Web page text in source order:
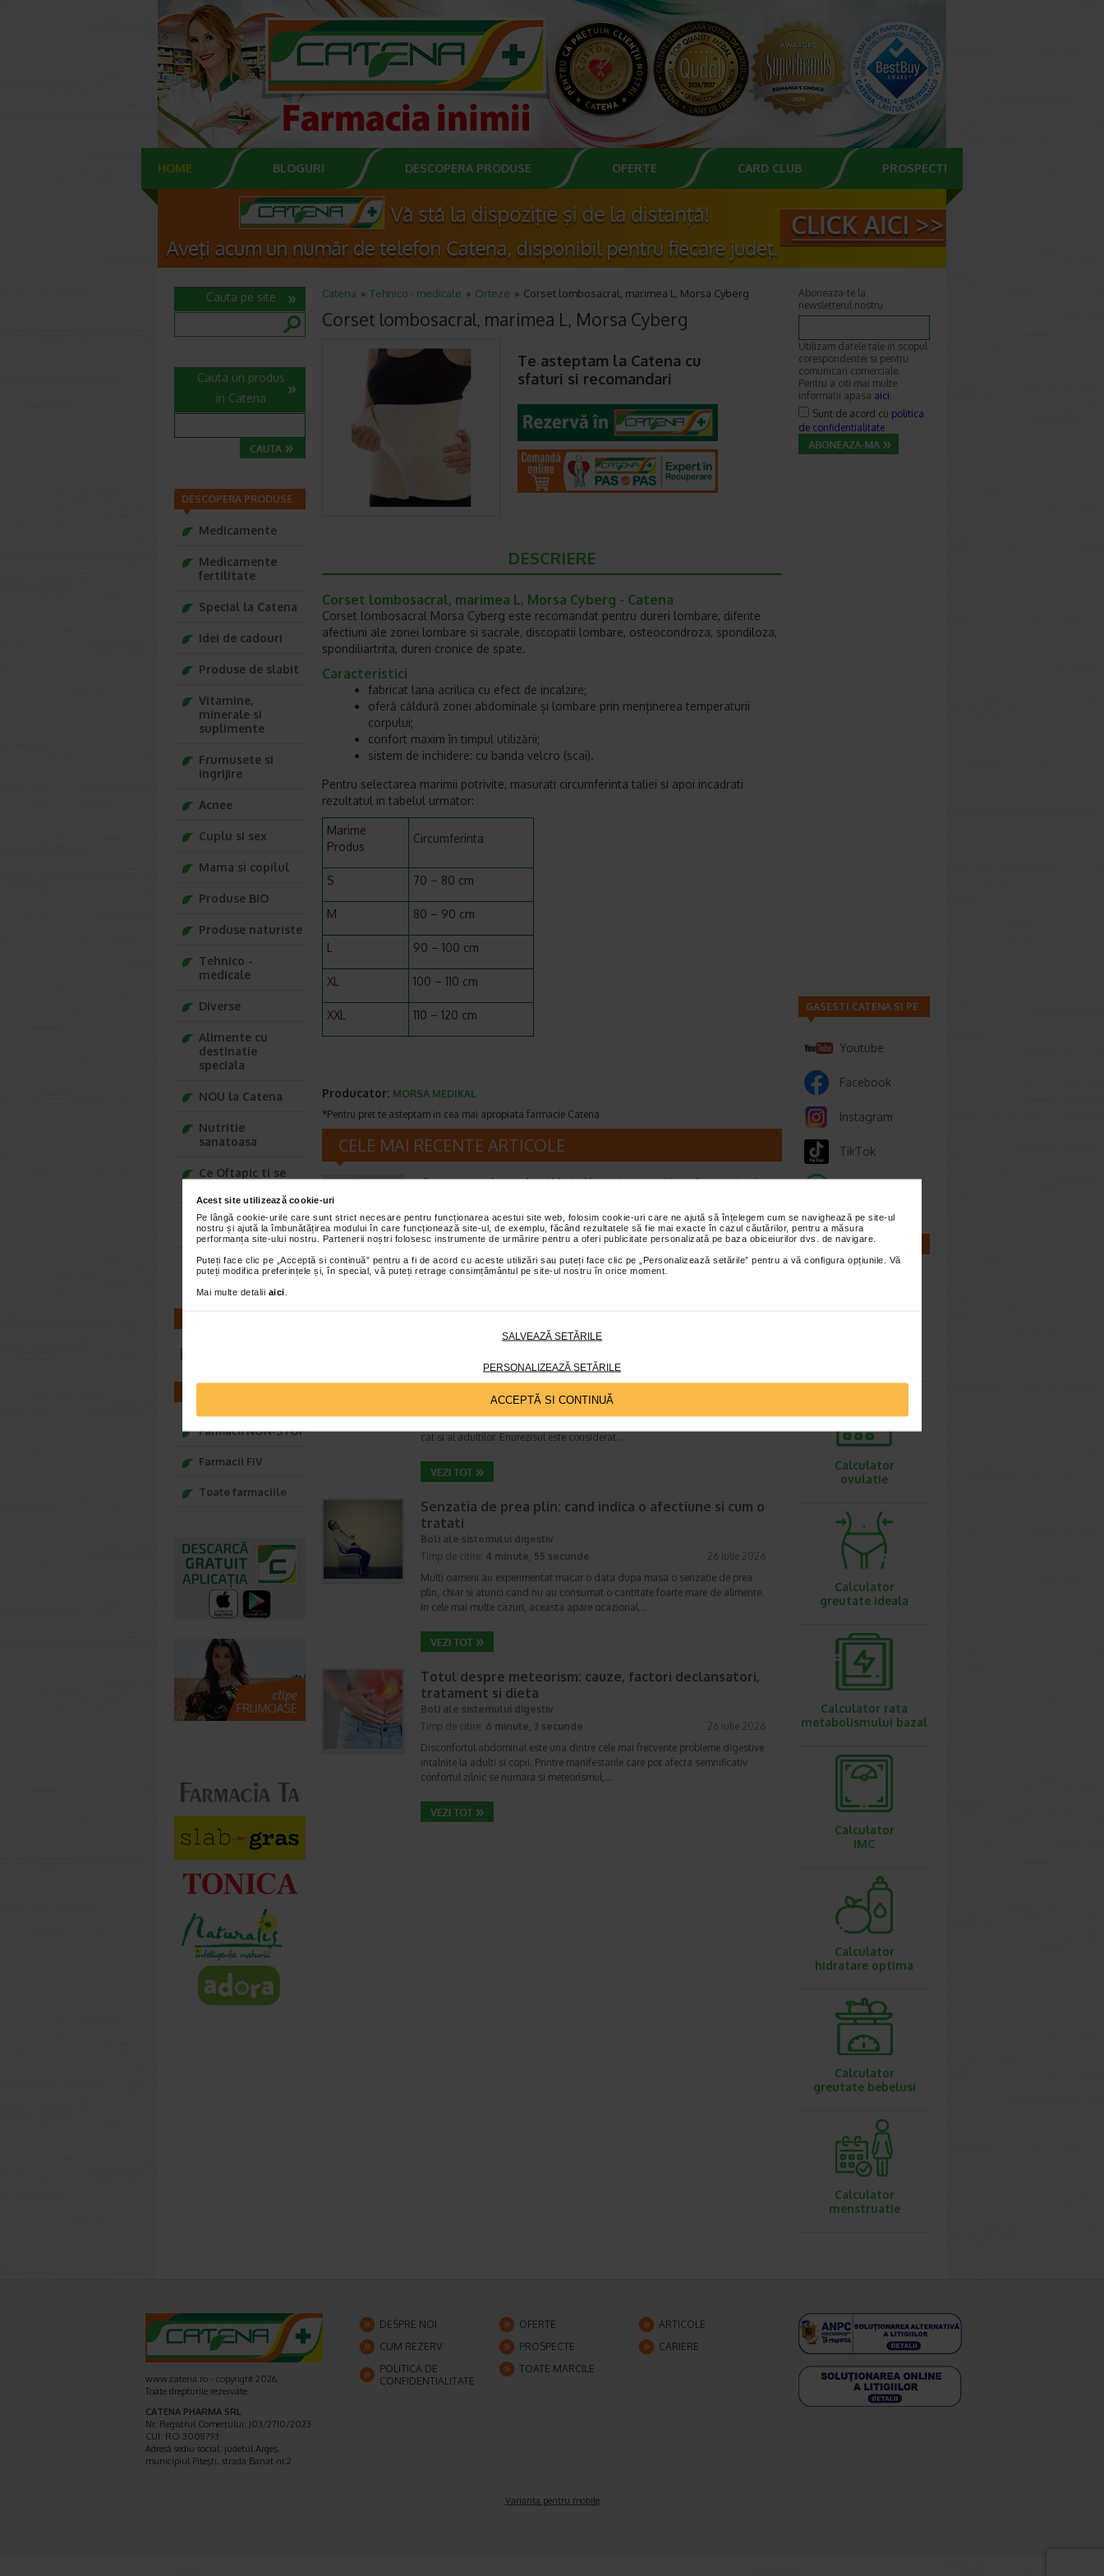
Acest site utilizează cookie-uri
Pe lângă cookie-urile care sunt strict necesare pentru funcționarea acestui site web, folosim cookie-uri care ne ajută să înțelegem cum se navighează pe site-ul
nostru și ajută la îmbunătățirea modului în care funcționează site-ul, de exemplu, făcând rezultatele să fie mai exacte în cazul căutărilor, pentru a măsura
performanța site-ului nostru. Partenerii noștri folosesc instrumente de urmărire pentru a oferi publicitate personalizată pe baza obiceiurilor dvs. de navigare.
Puteți face clic pe „Acceptă si continuă” pentru a fi de acord cu aceste utilizări sau puteți face clic pe „Personalizează setările” pentru a vă configura opțiunile. Vă
puteți modifica preferințele și, în special, vă puteți retrage consimțământul pe site-ul nostru în orice moment.
Mai multe detalii aici
SALVEAZĂ SETĂRILE
PERSONALIZEAZĂ SETĂRILE
ACCEPTĂ SI CONTINUĂ
HOME BLOGURI DESCOPERA PRODUSE OFERTE CARD CLUB PROSPECTE
Catena Tehnico - medicale Orteze Corset lombosacral, marimea L, Morsa Cyberg
Corset lombosacral, marimea L, Morsa Cyberg
Te asteptam la Catena cu
sfaturi si recomandari
DESCRIERE
Corset lombosacral, marimea L, Morsa Cyberg - Catena
Corset lombosacral Morsa Cyberg este recomandat pentru dureri lombare, diferite
afectiuni ale zonei lombare si sacrale, discopatii lombare, osteocondroza, spondiloza,
spondiliartrita, dureri cronice de spate.
Caracteristici
fabricat lana acrilica cu efect de incalzire;
oferă căldură zonei abdominale și lombare prin menținerea temperaturii
corpului;
confort maxim în timpul utilizării;
sistem de inchidere: cu banda velcro (scai).
Pentru selectarea marimii potrivite, masurati circumferinta taliei si apoi incadrati
rezultatul in tabelul urmator:
Marime
Produs
Circumferinta
S 70 – 80 cm
M 80 – 90 cm
L 90 – 100 cm
XL 100 – 110 cm
XXL 110 – 120 cm
Producator: MORSA MEDIKAL
*Pentru pret te asteptam in cea mai apropiata farmacie Catena
CELE MAI RECENTE ARTICOLE
Cum sa va dezvoltati inteligenta emotionala: metode
Boli neurologice si psihice
Timp de citire:4 minute, 39 secunde
6 august 2026
Inteligenta emotionala (EQ) se refera la capacitatea de a identifica si
gestiona propriile emotii, precum si emotiile celorlalti. In general, se spune ca
Sistem urinar
Timp de citire:4 minute, 32 secunde
28 iulie 2026
Enurezisul este termenul medical pentru pierderea accidentala de urina, de
cat si al adultilor. Enurezisul este considerat…
Senzatia de prea plin: cand indica o afectiune si cum o
tratati
Boli ale sistemului digestiv
Timp de citire: 4 minute, 55 secunde
26 iulie 2026
Multi oameni au experimentat macar o data dupa masa o senzatie de prea
plin, chiar si atunci cand nu au consumat o cantitate foarte mare de alimente.
In cele mai multe cazuri, aceasta apare ocazional…
Totul despre meteorism: cauze, factori declansatori,
tratament si dieta
Boli ale sistemului digestiv
Timp de citire: 6 minute, 3 secunde
26 iulie 2026
Disconfortul abdominal este una dintre cele mai frecvente probleme digestive
intalnite la adulti si copii. Printre manifestarile care pot afecta semnificativ
confortul zilnic se numara si meteorismul,…
Cauta pe site
Cauta un produs
in Catena
DESCOPERA PRODUSE
Medicamente
Medicamente
fertilitate
Special la Catena
Idei de cadouri
Produse de slabit
Vitamine,
minerale si
suplimente
Frumusete si
ingrijire
Acnee
Cuplu si sex
Mama si copilul
Produse BIO
Produse naturiste
Tehnico -
medicale
Diverse
Alimente cu
destinatie
speciala
NOU la Catena
Nutritie
sanatoasa
Ce Oftapic ti se
Adora – Adorabili
din prima clipa
Seturi cadou
Baylis&Harding
Farmacii NON-STOP
Farmacii FIV
Toate farmaciile
Aboneaza-te la
newsletterul nostru
Utilizam datele tale in scopul
corespondentei si pentru
comunicari comerciale.
Pentru a citi mai multe
informatii apasa aici.
Sunt de acord cu politica
de confidentialitate
GASESTI CATENA SI PE
Youtube
Facebook
Instagram
TikTok
CALCULATOARE
Calculator
ovulatie
Calculator
greutate ideala
Calculator rata
metabolismului bazal
Calculator
IMC
Calculator
hidratare optima
Calculator
greutate bebelusi
Calculator
menstruatie
www.catena.ro - copyright 2026,
Toate drepturile rezervate
CATENA PHARMA SRL
Nr. Registrul Comerţului: J03/2710/2023
CUI: RO 3008793
Adresă sediu social: judetul Argeş,
municipiul Piteşti, strada Banat nr.2
DESPRE NOI OFERTE
ARTICOLE
CUM REZERV
PROSPECTE
CARIERE
POLITICA DE
CONFIDENTIALITATE
TOATE MARCILE
Varianta pentru mobile